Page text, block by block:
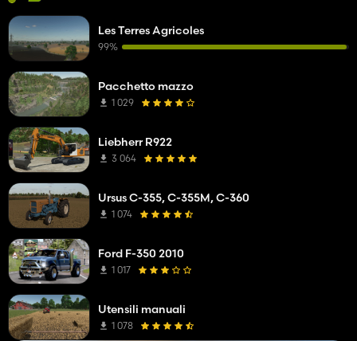
Les Terres Agricoles
99%
Pacchetto mazzo
1 029
Liebherr R922
3 064
Ursus C-355, C-355M, C-360
1 074
Ford F-350 2010
1 017
Utensili manuali
1 078